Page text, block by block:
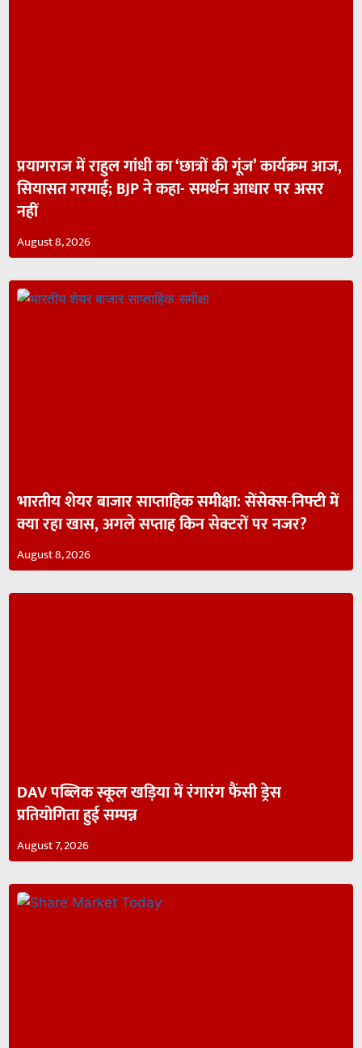
प्रयागराज में राहुल गांधी का ‘छात्रों की गूंज’ कार्यक्रम आज,
सियासत गरमाई; BJP ने कहा- समर्थन आधार पर असर
नहीं
August 8, 2026
भारतीय शेयर बाजार साप्ताहिक समीक्षा: सेंसेक्स-निफ्टी में
क्या रहा खास, अगले सप्ताह किन सेक्टरों पर नजर?
August 8, 2026
DAV पब्लिक स्कूल खड़िया में रंगारंग फैंसी ड्रेस
प्रतियोगिता हुई सम्पन्न
August 7, 2026